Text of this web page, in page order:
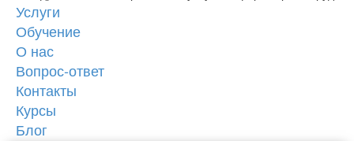
Услуги
Обучение
О нас
Вопрос-ответ
Контакты
Курсы
Блог